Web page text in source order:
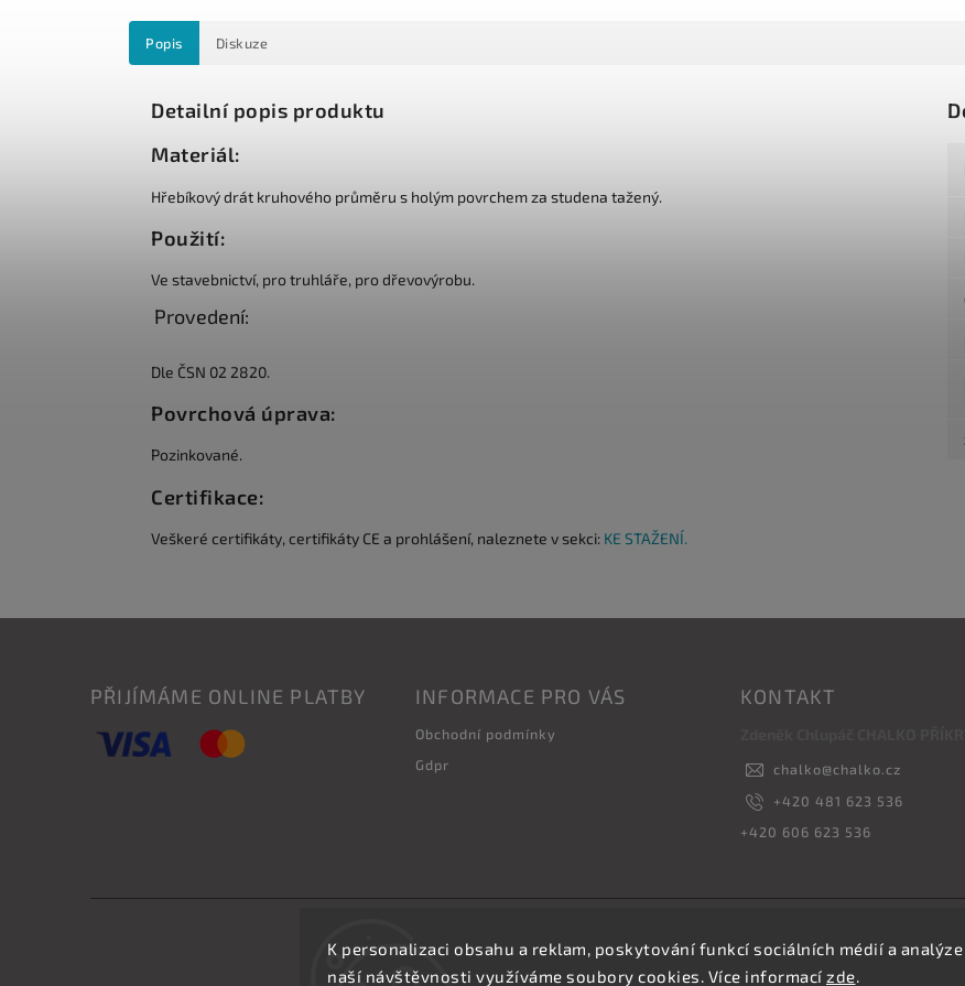
K personalizaci obsahu a reklam, poskytování funkcí sociálních médií a analýze
naší návštěvnosti využíváme soubory cookies. Více informací zde.
Popis Diskuze
Detailní popis produktu
Materiál:
Hřebíkový drát kruhového průměru s holým povrchem za studena tažený.
Použití:
Ve stavebnictví, pro truhláře, pro dřevovýrobu.
Provedení:
Dle ČSN 02 2820.
Povrchová úprava:
Pozinkované.
Certifikace:
Veškeré certifikáty, certifikáty CE a prohlášení, naleznete v sekci: KE STAŽENÍ.
PŘIJÍMÁME ONLINE PLATBY INFORMACE PRO VÁS
Obchodní podmínky
Gdpr
KONTAKT
chalko@chalko.cz
+420 481 623 536
+420 606 623 536
Copyright 2026Vyrábíme hřebíky . Všechna práva
Upravit nastavení cookies